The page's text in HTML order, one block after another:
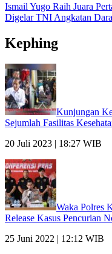
Ismail Yugo Raih Juara
Digelar TNI Angkatan
Kephing
Kunjungan
Sejumlah Fasilitas
20 Juli 2023 | 18:27 WIB
Waka Polres
Release Kasus Pencurian
25 Juni 2022 | 12:12 WIB